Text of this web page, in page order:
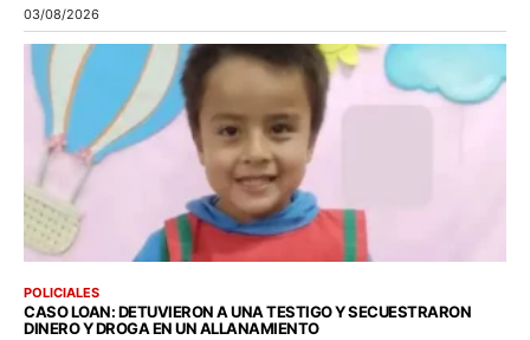
03/08/2026
POLICIALES
CASO LOAN: DETUVIERON A UNA TESTIGO Y SECUESTRARON
DINERO Y DROGA EN UN ALLANAMIENTO